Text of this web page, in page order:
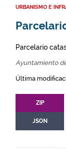
URBANISMO E
Parcelario
Ayuntamiento
Última
ZIP
JSON